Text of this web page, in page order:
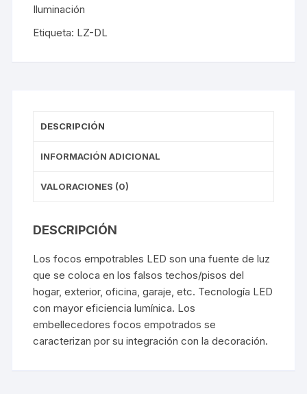
Iluminación
Etiqueta: LZ-DL
DESCRIPCIÓN
INFORMACIÓN ADICIONAL
VALORACIONES (0)
DESCRIPCIÓN
Los focos empotrables LED son una fuente de luz
que se coloca en los falsos techos/pisos del
hogar, exterior, oficina, garaje, etc. Tecnología LED
con mayor eficiencia lumínica. Los
embellecedores focos empotrados se
caracterizan por su integración con la decoración.